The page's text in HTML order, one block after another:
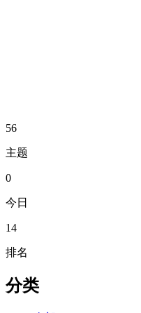
56
主题
0
今日
14
排名
分类